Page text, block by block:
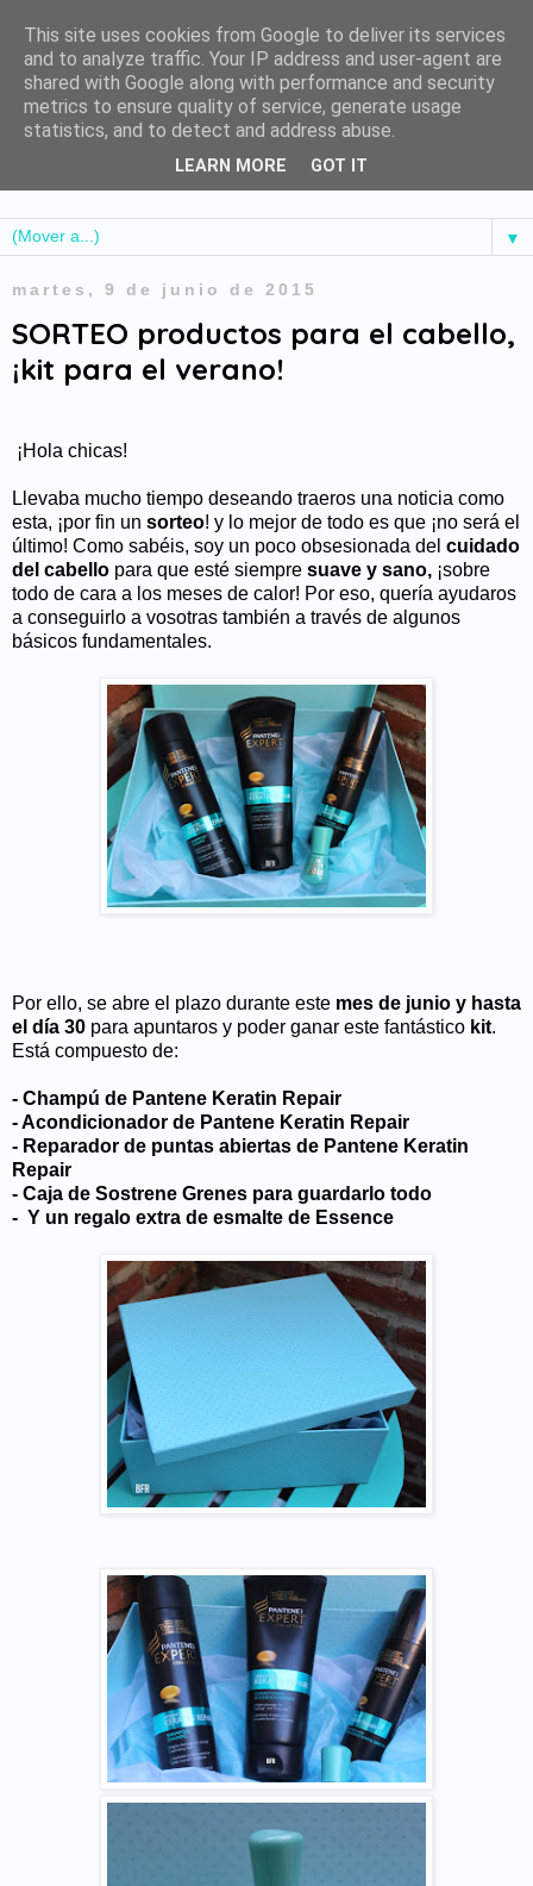
▼
martes, 9 de junio de 2015
SORTEO productos para el cabello,
¡kit para el verano!
¡Hola chicas!
Llevaba mucho tiempo deseando traeros una noticia como
esta, ¡por fin un sorteo! y lo mejor de todo es que ¡no será el
último! Como sabéis, soy un poco obsesionada del cuidado
del cabello para que esté siempre suave y sano, ¡sobre
todo de cara a los meses de calor! Por eso, quería ayudaros
a conseguirlo a vosotras también a través de algunos
básicos fundamentales.
Por ello, se abre el plazo durante este mes de junio y hasta
el día 30 para apuntaros y poder ganar este fantástico kit.
Está compuesto de:
- Champú de Pantene Keratin Repair
- Acondicionador de Pantene Keratin Repair
- Reparador de puntas abiertas de Pantene Keratin
Repair
- Caja de Sostrene Grenes para guardarlo todo
- Y un regalo extra de esmalte de Essence
This site uses cookies from Google to deliver its services
and to analyze traffic. Your IP address and user-agent are
shared with Google along with performance and security
metrics to ensure quality of service, generate usage
statistics, and to detect and address abuse.
LEARN MORE GOT IT